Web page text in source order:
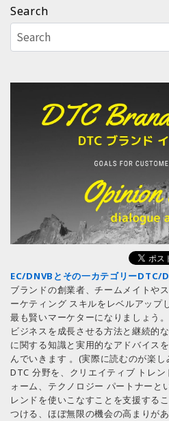
Search
EC/DNVBとその一カテゴリーDTC/
ブランドの創業者、チームメイトや
ーケティング スキルをレベルアップ
最も賢いマーケターになりましょう
ビジネスを成長させる方法と継続的
に関する知識と実用的なアドバイス
んでいきます 。(実際に読むのが楽し
DTC 分野を、クリエイティブ トレ
ォーム、テクノロジー パートナーと
レンドを使いこなすことを支援する
つける、ほぼ無限の機会の高まりが